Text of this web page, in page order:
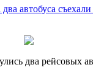
автобуса съехали
два рейсовых